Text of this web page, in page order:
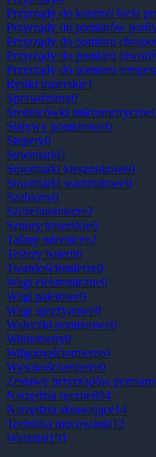
Przyrządy do kontroli bicia
Przyrządy do pomiarów
Przyrządy do pomiaru
Przyrządy do pomiaru
Przyrządy do pomiaru
Rysiki traserskie1
Sprawdziany0
Średnicówki mikrometryczne
Statywy pomiarowe0
Stopery0
Suwmiarki1
Suwmiarki kieszonkowe0
Suwmiarki warsztatowe0
Szablony0
Szczelinomierze2
Sznury traserskie0
Taśmy miernicze2
Testery baterii0
Twardościomierze0
Wagi elektroniczne0
Wagi paletowe0
Wagi sprężynowe0
Wałeczki pomiarowe0
Wibrometry0
Wilgotnościomierze0
Wysokościomierze0
Zestawy przyrządów
Narzędzia ręczne894
Narzędzia skrawające14
Technika mocowania12
Warsztat191